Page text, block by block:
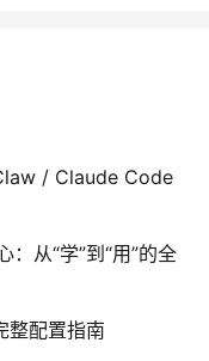
/ Claude Code
从“学”到“用”的全
整配置指南